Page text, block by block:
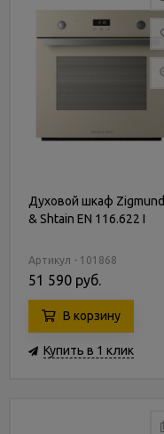
Духовой шкаф Zigmund
& Shtain EN 116.622 I
Артикул - 101868
51 590 руб.
В корзину
Купить в 1 клик